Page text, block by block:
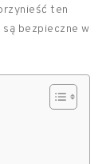
ten
bezpieczne w